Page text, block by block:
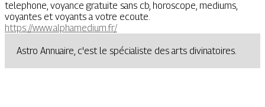
telephone, voyance gratuite sans cb, horoscope, mediums,
voyantes et voyants a votre ecoute.
https://www.alphamedium.fr/
Astro Annuaire, c'est le spécialiste des arts divinatoires.